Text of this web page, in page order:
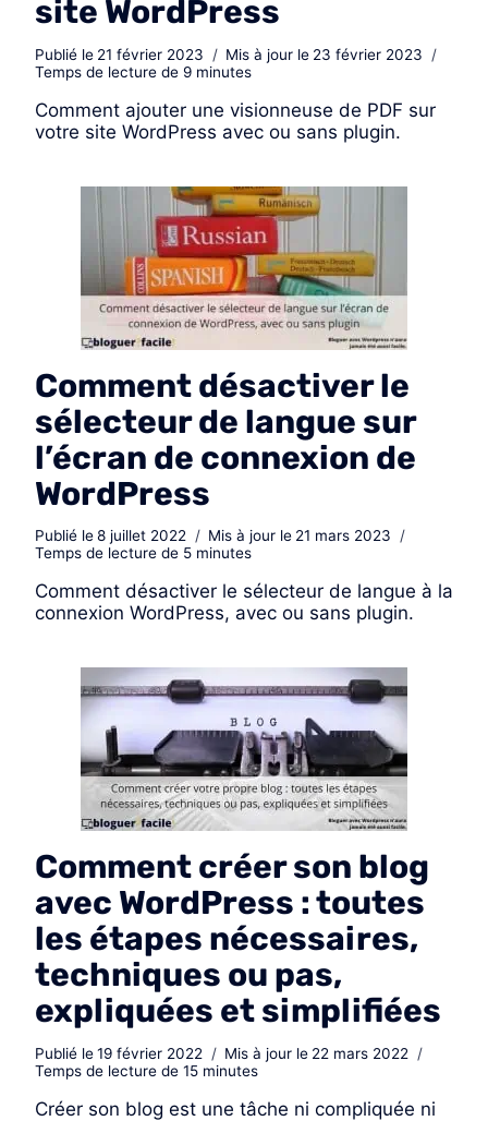
site WordPress
Publié le 21 février 2023 Mis à jour le 23 février 2023
Temps de lecture de 9 minutes
Comment ajouter une visionneuse de PDF sur
votre site WordPress avec ou sans plugin.
Comment désactiver le
sélecteur de langue sur
l’écran de connexion de
WordPress
Publié le8 juillet 2022 Mis à jour le 21 mars 2023
Temps de lecture de 5 minutes
Comment désactiver le sélecteur de langue à la
connexion WordPress, avec ou sans plugin.
Comment créer son blog
avec WordPress : toutes
les étapes nécessaires,
techniques ou pas,
expliquées et simplifiées
Publié le19 février 2022 Mis à jour le 22 mars 2022
Temps de lecture de 15 minutes
Créer son blog est une tâche ni compliquée ni